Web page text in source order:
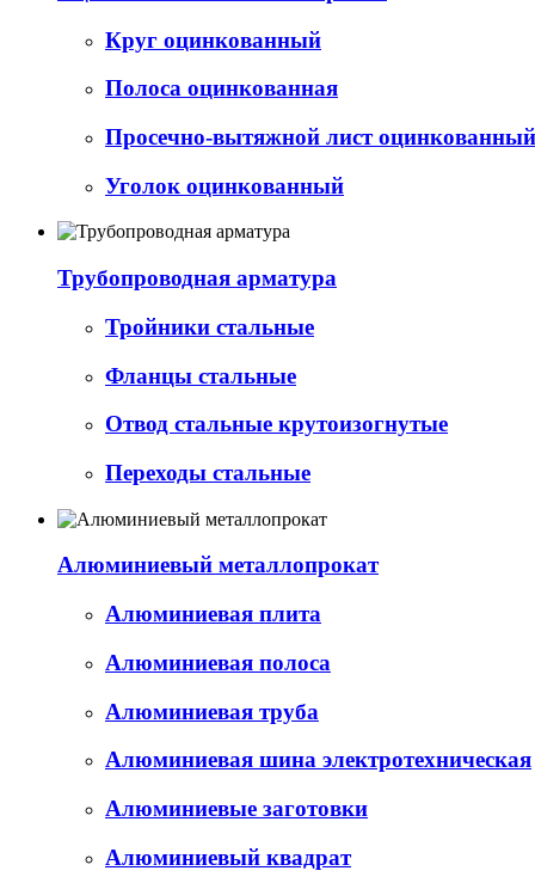
Круг оцинкованный
Полоса оцинкованная
Просечно-вытяжной лист
Уголок оцинкованный
Трубопроводная арматура
Тройники стальные
Фланцы стальные
Отвод стальные крутоизогнутые
Переходы стальные
Алюминиевый металлопрокат
Алюминиевая плита
Алюминиевая полоса
Алюминиевая труба
Алюминиевая шина электротехническая
Алюминиевые заготовки
Алюминиевый квадрат